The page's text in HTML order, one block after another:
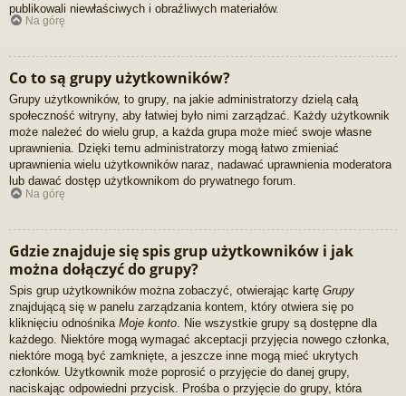
publikowali niewłaściwych i obraźliwych materiałów.
Na górę
Co to są grupy użytkowników?
Grupy użytkowników, to grupy, na jakie administratorzy dzielą całą
społeczność witryny, aby łatwiej było nimi zarządzać. Każdy użytkownik
może należeć do wielu grup, a każda grupa może mieć swoje własne
uprawnienia. Dzięki temu administratorzy mogą łatwo zmieniać
uprawnienia wielu użytkowników naraz, nadawać uprawnienia moderatora
lub dawać dostęp użytkownikom do prywatnego forum.
Na górę
Gdzie znajduje się spis grup użytkowników i jak
można dołączyć do grupy?
Spis grup użytkowników można zobaczyć, otwierając kartę Grupy
znajdującą się w panelu zarządzania kontem, który otwiera się po
kliknięciu odnośnika Moje konto . Nie wszystkie grupy są dostępne dla
każdego. Niektóre mogą wymagać akceptacji przyjęcia nowego członka,
niektóre mogą być zamknięte, a jeszcze inne mogą mieć ukrytych
członków. Użytkownik może poprosić o przyjęcie do danej grupy,
naciskając odpowiedni przycisk. Prośba o przyjęcie do grupy, która